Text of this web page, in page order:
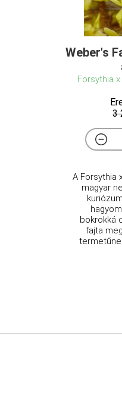
Weber's
Forsythia
3
A Forsythia
magyar
bokrokká
fajta